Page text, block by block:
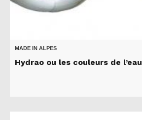
MADE IN ALPES
Hydrao ou les couleurs de l’eau